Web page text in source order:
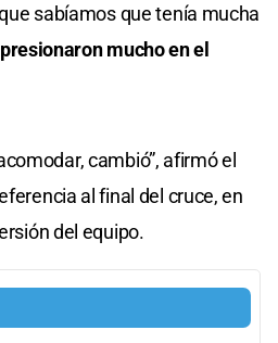
sabíamos que tenía mucha
mucho en el
cambió”, afirmó el
al final del cruce, en
del equipo.